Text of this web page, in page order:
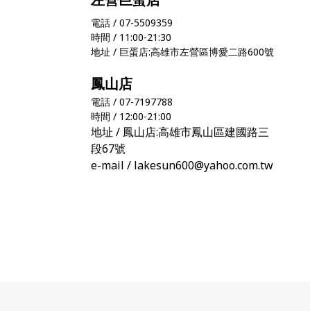
電話 / 07-5509359
時間 / 11:00-21:30
地址 / 巨蛋店:高雄市左營區博愛二路600號
鳳山店
電話 / 07-7197788
時間 / 12:00-21:00
地址 / 鳳山店:高雄市鳳山區建國路三
段67號
e-mail / lakesun600@yahoo.com.tw